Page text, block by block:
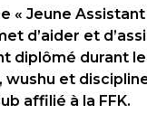
« Jeune
d’aider et
diplômé durant
wushu et
affilié à la FFK.